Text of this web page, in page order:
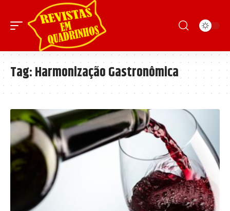
Tag:Harmonização Gastronômica